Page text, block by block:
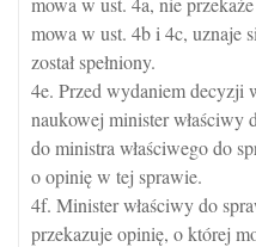
mowa w ust. 4b i 4c, uznaje
został spełniony.
4e. Przed wydaniem decyzji
naukowej minister właściwy
do ministra właściwego do
o opinię w tej sprawie.
4f. Minister właściwy do
przekazuje opinię, o której